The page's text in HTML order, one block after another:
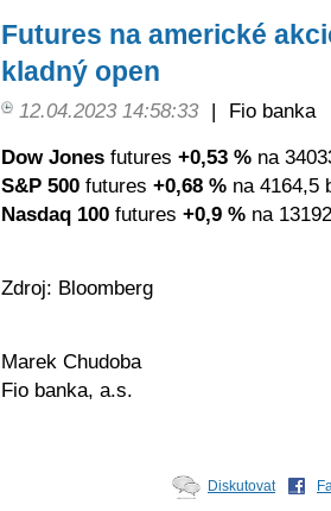
Futures na americké
kladný open
12.04.2023 14:58:33 |
Fio banka
Dow Jones futures +0,53 % na
S&P 500 futures +0,68 % na 4164,5
Nasdaq 100 futures +0,9 % na
Zdroj: Bloomberg
Marek Chudoba
Fio banka, a.s.
Diskutovat